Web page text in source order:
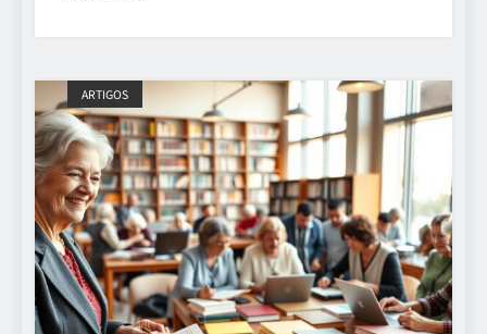
ARTIGOS